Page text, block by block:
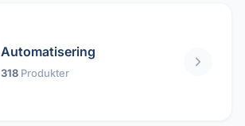
Automatisering
318 Produkter